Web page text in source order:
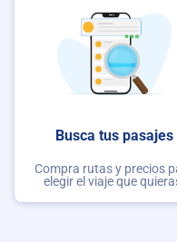
Busca tus pasajes
Compra rutas y precios
elegir el viaje que